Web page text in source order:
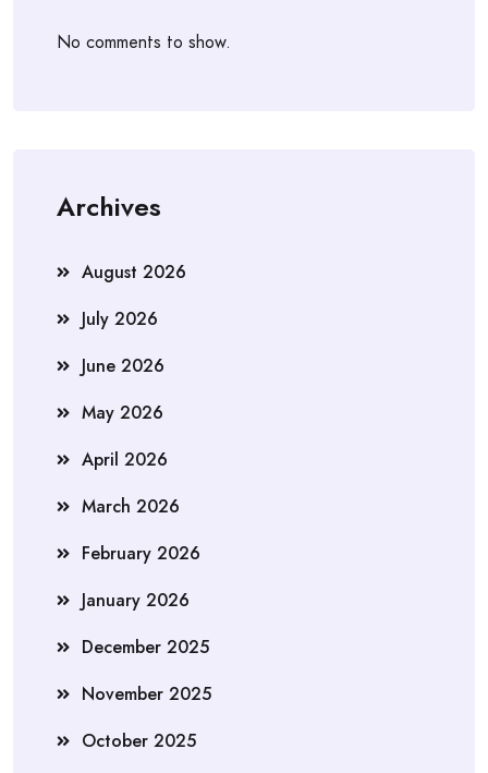
No comments to show.
Archives
August 2026
July 2026
June 2026
May 2026
April 2026
March 2026
February 2026
January 2026
December 2025
November 2025
October 2025